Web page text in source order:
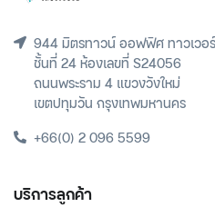
944 มิตรทาวน์ ออฟฟิศ ทาวเวอร์
ชั้นที่ 24 ห้องเลขที่ S24056
ถนนพระราม 4 แขวงวังใหม่
เขตปทุมวัน กรุงเทพมหานคร
+66(0) 2 096 5599
บริการลูกค้า